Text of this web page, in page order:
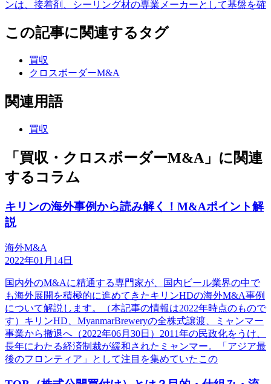
ンは、接着剤、シーリング材の専業メーカーとして基盤を確
この記事に関連するタグ
買収
クロスボーダーM&A
関連用語
買収
「買収・クロスボーダーM&A」に関連
するコラム
キリンの海外事例から読み解く！M&Aポイント解
説
海外M&A
2022年01月14日
国内外のM&Aに精通する専門家が、国内ビール業界の中で
も海外展開を積極的に進めてきたキリンHDの海外M&A事例
について解説します。（本記事の情報は2022年時点のもので
す）キリンHD、MyanmarBreweryの全株式譲渡、ミャンマー
事業から撤退へ（2022年06月30日）2011年の民政化をうけ、
長年にわたる経済制裁が緩和されたミャンマー。「アジア最
後のフロンティア」として注目を集めていたこの